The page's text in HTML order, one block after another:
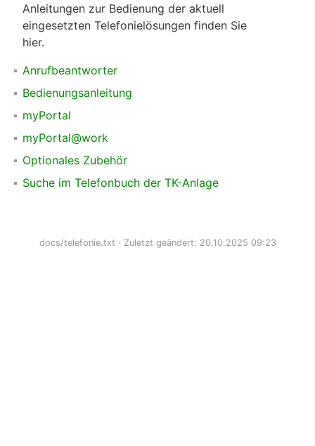
Anleitungen zur Bedienung der aktuell
eingesetzten Telefonielösungen finden Sie
hier.
Anrufbeantworter
Bedienungsanleitung
myPortal
myPortal@work
Optionales Zubehör
Suche im Telefonbuch der TK-Anlage
docs/telefonie.txt · Zuletzt geändert: 20.10.2025 09:23